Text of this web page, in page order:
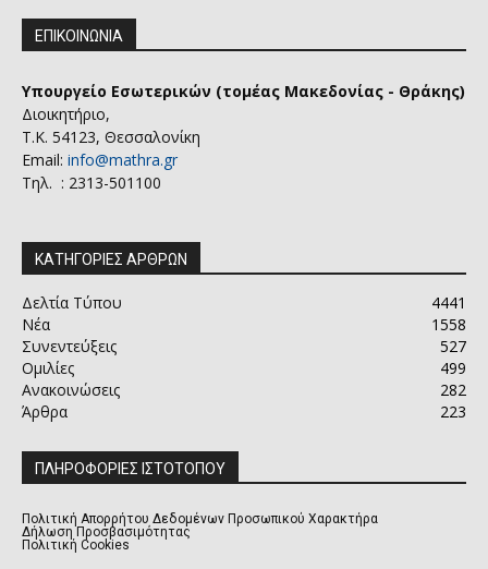
ΕΠΙΚΟΙΝΩΝΙΑ
Υπουργείο Εσωτερικών (τομέας Μακεδονίας - Θράκης)
Διοικητήριο,
Τ.Κ. 54123, Θεσσαλονίκη
Email: info@mathra.gr
Τηλ. : 2313-501100
ΚΑΤΗΓΟΡΙΕΣ ΑΡΘΡΩΝ
Δελτία Τύπου
4441
Νέα
1558
Συνεντεύξεις
527
Ομιλίες
499
Ανακοινώσεις
282
Άρθρα
223
ΠΛΗΡΟΦΟΡΙΕΣ ΙΣΤΟΤΟΠΟΥ
Πολιτική Απορρήτου Δεδομένων Προσωπικού Χαρακτήρα
Δήλωση Προσβασιμότητας
Πολιτική Cookies